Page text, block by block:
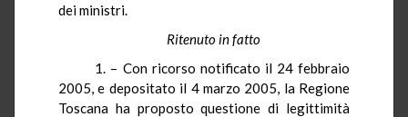
dei ministri.
Ritenuto in fatto
1. – Con ricorso notificato il 24 febbraio
2005, e depositato il 4 marzo 2005, la Regione
Toscana ha proposto questione di legittimità